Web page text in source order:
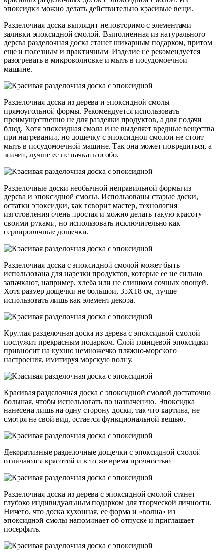
эпоксидки можно делать действительно красивые вещи.
Разделочная доска выглядит неповторимо с элементами
заливки эпоксидной смолой. Выполненная из натурального
дерева разделочная доска станет шикарным подарком, притом
еще и полезным и практичным. Изделие не рекомендуется
разогревать в микроволновке и мыть в посудомоечной
машине.
Разделочная доска из дерева и эпоксидной смолы
прямоугольной формы. Рекомендуется использовать
преимущественно не для разделки продуктов, а для подачи
блюд. Хотя эпоксидная смола и не выделяет вредные вещества
при нагревании, но дощечку с эпоксидной смолой не стоит
мыть в посудомоечной машине. Так она может повредиться, а
значит, лучше ее не пачкать особо.
Разделочные доски необычной неправильной формы из
дерева и эпоксидной смолы. Использованы старые доски,
остатки эпоксидки, как говорит мастер, технология
изготовления очень простая и можно делать такую красоту
своими руками, но использовать исключительно как
сервировочные дощечки.
Разделочная доска с эпоксидной смолой может быть
использована для нарезки продуктов, которые ее не сильно
запачкают, например, хлеба или не слишком сочных овощей.
Хотя размер дощечки не большой, 33Х18 см, лучше
использовать лишь как элемент декора.
Круглая разделочная доска из дерева с эпоксидной смолой
послужит прекрасным подарком. Слой глянцевой эпоксидки
привносит на кухню немножечко пляжно-морского
настроения, имитируя морскую волну.
Красивая разделочная доска с эпоксидной смолой достаточно
большая, чтобы использовать по назначению. Эпоксидка
нанесена лишь на одну сторону доски, так что картина, не
смотря на свой вид, остается функциональной вещью.
Декоративные разделочные дощечки с эпоксидной смолой
отличаются красотой и в то же время прочностью.
Разделочная доска из дерева с эпоксидной смолой станет
глубоко индивидуальным подарком для творческой личности.
Ничего, что доска кухонная, ее форма и «волна» из
эпоксидной смолы напоминает об отпуске и приглашает
посерфить.